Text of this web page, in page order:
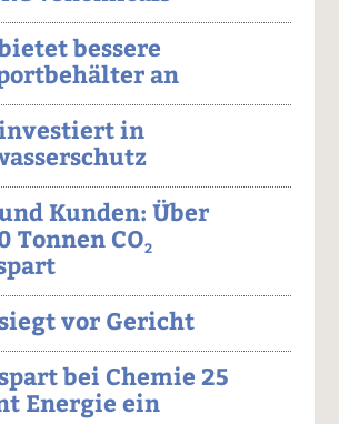
bessere
an
investiert in
Kunden: Über
Tonnen CO2
vor Gericht
bei Chemie 25
Energie ein